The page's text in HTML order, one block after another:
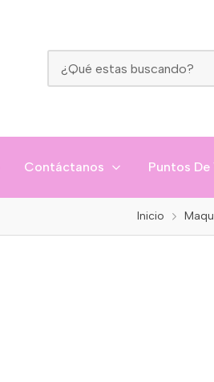
Contáctanos Puntos De
Inicio